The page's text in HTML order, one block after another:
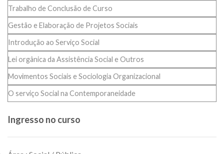
Trabalho de Conclusão de Curso
Gestão e Elaboração de Projetos Sociais
Introdução ao Serviço Social
Lei orgânica da Assistência Social e Outros
Movimentos Sociais e Sociologia Organizacional
O serviço Social na Contemporaneidade
Ingresso no curso